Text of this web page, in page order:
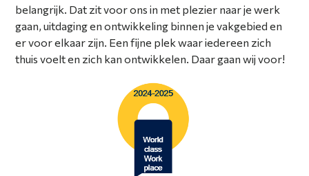
belangrijk. Dat zit voor ons in met plezier naar je werk
gaan, uitdaging en ontwikkeling binnen je vakgebied en
er voor elkaar zijn. Een fijne plek waar iedereen zich
thuis voelt en zich kan ontwikkelen. Daar gaan wij voor!